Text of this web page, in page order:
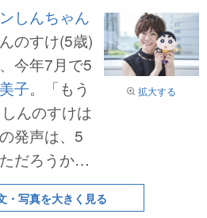
拡大する
しんちゃん
のすけ(5歳)
今年7月で5
子。「もう
んのすけは
発声は、5
だろうか』
き合いなが
私のしんのす
・写真を大きく見る